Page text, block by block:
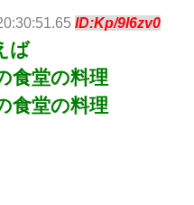
ID:Kp/9l6zv0
ば
食堂の料理
食堂の料理